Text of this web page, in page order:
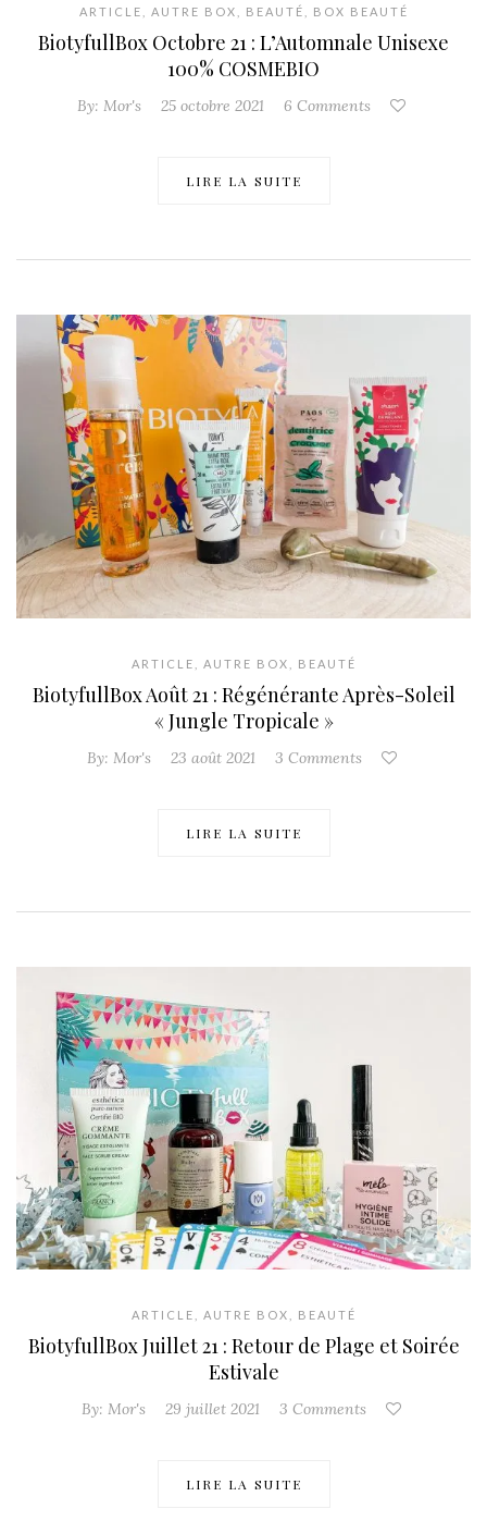
ARTICLE AUTRE BOX BEAUTÉ BOX BEAUTÉ
BiotyfullBox Octobre 21 : L’Automnale Unisexe
100% COSMEBIO
By: Mor's 25 octobre 2021 6 Comments
LIRE LA SUITE
ARTICLE AUTRE BOX BEAUTÉ
BiotyfullBox Août 21 : Régénérante Après-Soleil
« Jungle Tropicale »
By: Mor's 23 août 2021 3 Comments
LIRE LA SUITE
ARTICLE AUTRE BOX BEAUTÉ
BiotyfullBox Juillet 21 : Retour de Plage et Soirée
Estivale
By: Mor's 29 juillet 2021 3 Comments
LIRE LA SUITE